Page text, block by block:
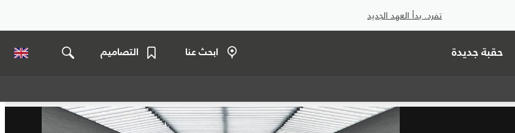
تفرد. بدأ العهد الجديد
حقبة جديدة ابحث عنا التصاميم